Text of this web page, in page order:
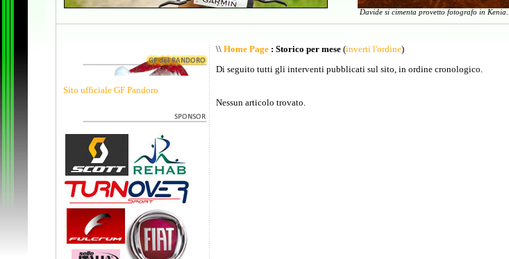
Davide si cimenta provetto fotografo in Kenia...
Sito ufficiale GF Pandoro
\\ Home Page: Storico per mese(inverti l'ordine)
Di seguito tutti gli interventi pubblicati sul sito, in ordine cronologico.
Nessun articolo trovato.